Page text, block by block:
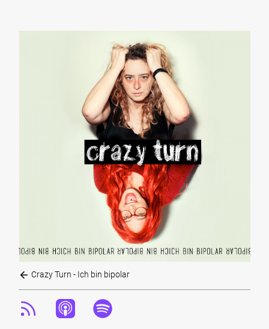
Crazy Turn - Ich bin bipolar